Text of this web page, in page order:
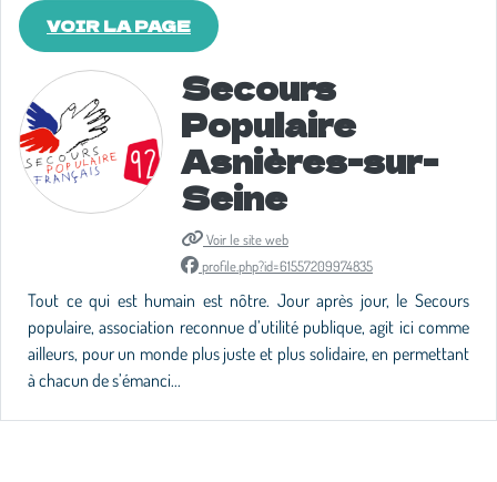
VOIR LA PAGE
Secours
Populaire
Asnières-sur-
Seine
Voir le site web
profile.php?id=61557209974835
Tout ce qui est humain est nôtre. Jour après jour, le Secours
populaire, association reconnue d’utilité publique, agit ici comme
ailleurs, pour un monde plus juste et plus solidaire, en permettant
à chacun de s’émanci...